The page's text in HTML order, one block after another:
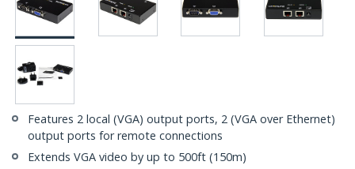
Features 2 local (VGA) output ports, 2 (VGA over Ethernet)
output ports for remote connections
Extends VGA video by up to 500ft (150m)